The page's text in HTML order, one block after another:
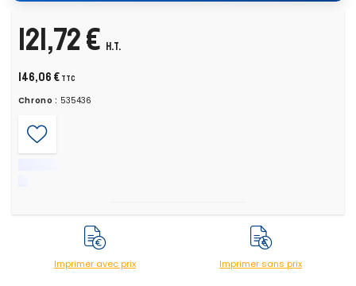
121,72 € H.T.
146,06 € TTC
Chrono : 535436
Imprimer avec prix Imprimer sans prix